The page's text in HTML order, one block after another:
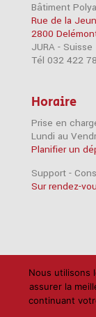
Bâtiment
Rue de la
2800
JURA - Suisse
Tél 032 422
Horaire
Prise en
Lundi au
Planifier un
Support -
Sur rendez-
Mac
Nous utilisons
assurer la
continuant